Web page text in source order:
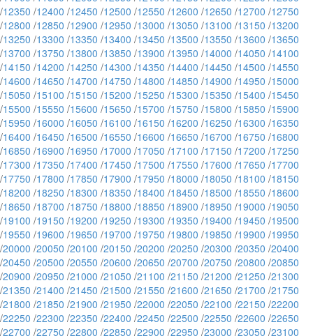
/12350 /12400 /12450 /12500 /12550 /12600 /12650 /12700 /12750
/12800 /12850 /12900 /12950 /13000 /13050 /13100 /13150 /13200
/13250 /13300 /13350 /13400 /13450 /13500 /13550 /13600 /13650
/13700 /13750 /13800 /13850 /13900 /13950 /14000 /14050 /14100
/14150 /14200 /14250 /14300 /14350 /14400 /14450 /14500 /14550
/14600 /14650 /14700 /14750 /14800 /14850 /14900 /14950 /15000
/15050 /15100 /15150 /15200 /15250 /15300 /15350 /15400 /15450
/15500 /15550 /15600 /15650 /15700 /15750 /15800 /15850 /15900
/15950 /16000 /16050 /16100 /16150 /16200 /16250 /16300 /16350
/16400 /16450 /16500 /16550 /16600 /16650 /16700 /16750 /16800
/16850 /16900 /16950 /17000 /17050 /17100 /17150 /17200 /17250
/17300 /17350 /17400 /17450 /17500 /17550 /17600 /17650 /17700
/17750 /17800 /17850 /17900 /17950 /18000 /18050 /18100 /18150
/18200 /18250 /18300 /18350 /18400 /18450 /18500 /18550 /18600
/18650 /18700 /18750 /18800 /18850 /18900 /18950 /19000 /19050
/19100 /19150 /19200 /19250 /19300 /19350 /19400 /19450 /19500
/19550 /19600 /19650 /19700 /19750 /19800 /19850 /19900 /19950
/20000 /20050 /20100 /20150 /20200 /20250 /20300 /20350 /20400
/20450 /20500 /20550 /20600 /20650 /20700 /20750 /20800 /20850
/20900 /20950 /21000 /21050 /21100 /21150 /21200 /21250 /21300
/21350 /21400 /21450 /21500 /21550 /21600 /21650 /21700 /21750
/21800 /21850 /21900 /21950 /22000 /22050 /22100 /22150 /22200
/22250 /22300 /22350 /22400 /22450 /22500 /22550 /22600 /22650
/22700 /22750 /22800 /22850 /22900 /22950 /23000 /23050 /23100